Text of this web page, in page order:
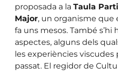
proposada a la Taula
Major, un organisme que
fa uns mesos. També
aspectes, alguns dels
les experiències viscudes
passat. El regidor de